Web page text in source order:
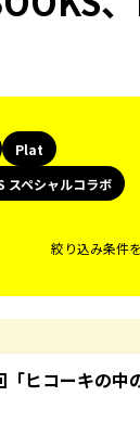
Plat
スペシャルコラボ
絞り込み条件
ヒコーキの中